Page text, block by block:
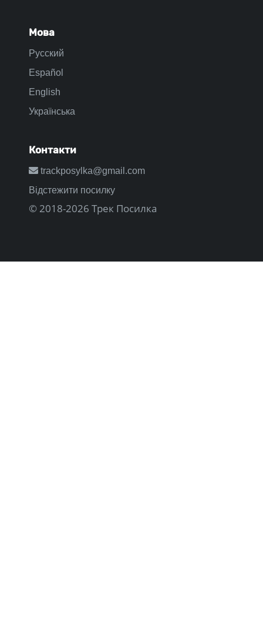
Мова
Русский
Español
English
Українська
Контакти
trackposylka@gmail.com
Відстежити посилку
© 2018-2026 Трек Посилка